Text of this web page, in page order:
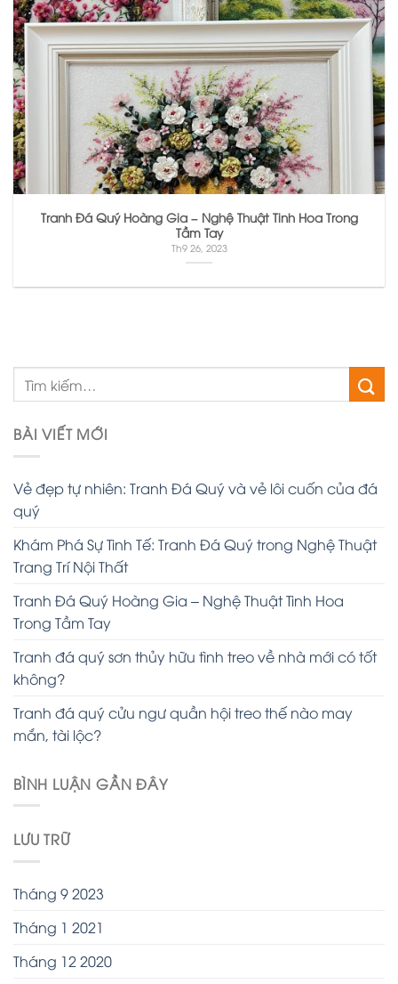
Tranh Đá Quý Hoàng Gia – Nghệ Thuật Tinh Hoa Trong
Tầm Tay
Th9 26, 2023
BÀI VIẾT MỚI
Vẻ đẹp tự nhiên: Tranh Đá Quý và vẻ lôi cuốn của đá
quý
Khám Phá Sự Tinh Tế: Tranh Đá Quý trong Nghệ Thuật
Trang Trí Nội Thất
Tranh Đá Quý Hoàng Gia – Nghệ Thuật Tinh Hoa
Trong Tầm Tay
Tranh đá quý sơn thủy hữu tình treo về nhà mới có tốt
không?
Tranh đá quý cửu ngư quần hội treo thế nào may
mắn, tài lộc?
BÌNH LUẬN GẦN ĐÂY
LƯU TRỮ
Tháng 9 2023
Tháng 1 2021
Tháng 12 2020